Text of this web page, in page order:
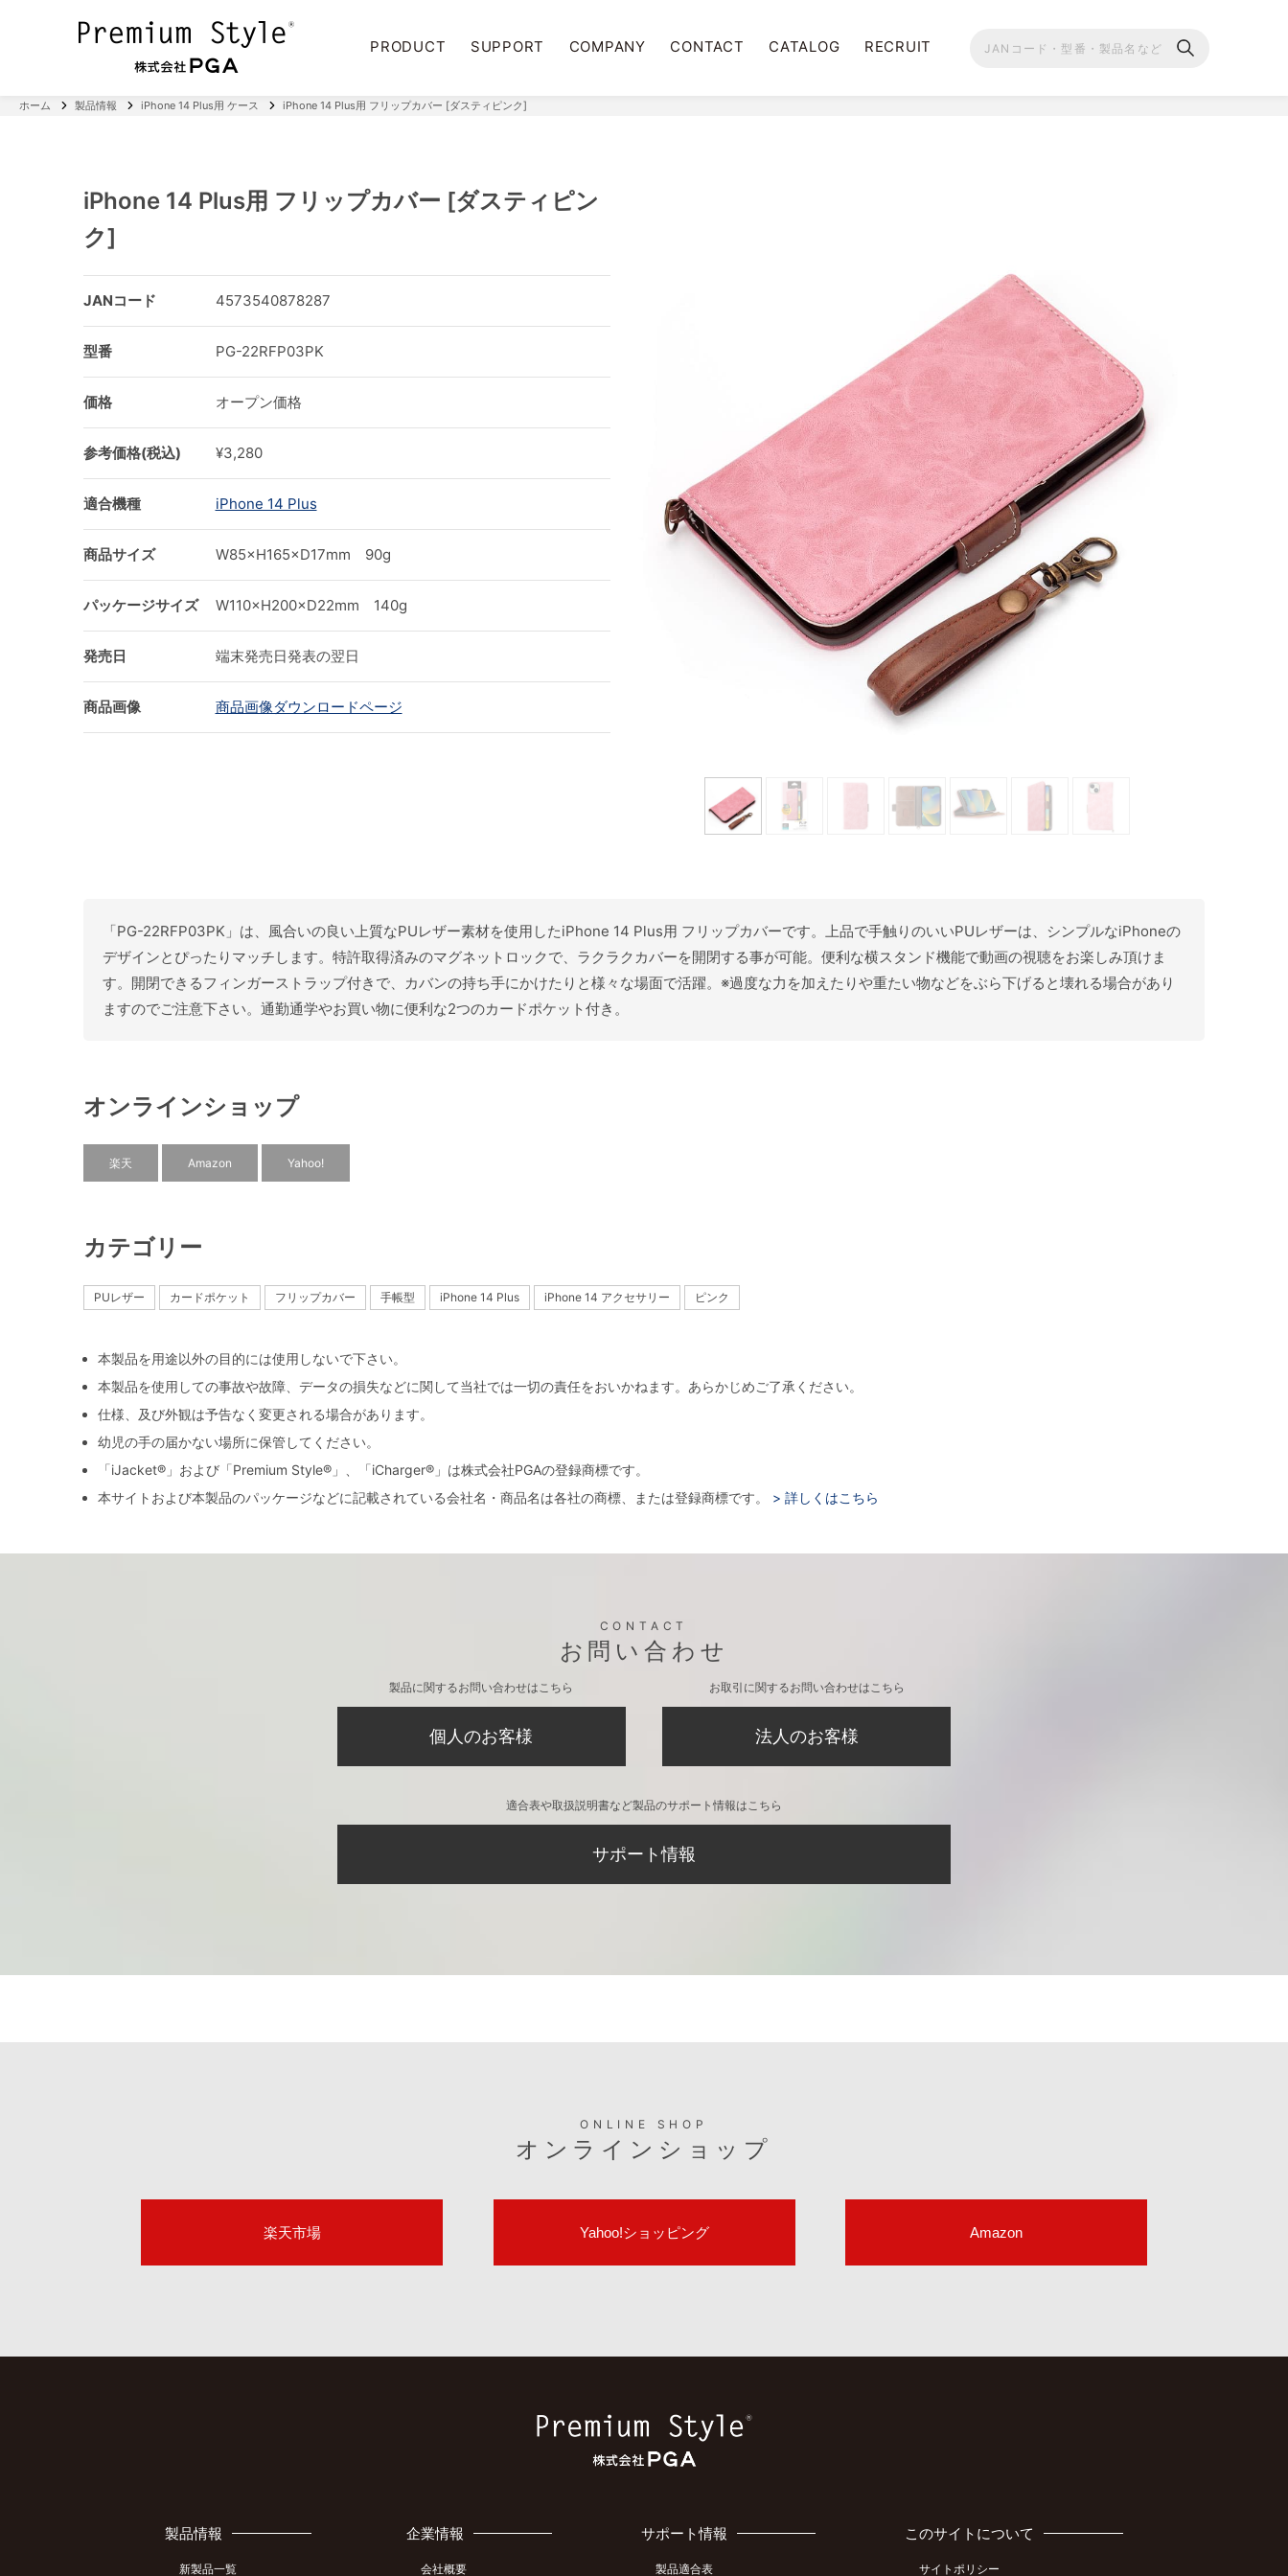
PRODUCT SUPPORT COMPANY CONTACT CATALOG RECRUIT
ホーム 製品情報 iPhone 14 Plus用 ケース iPhone 14 Plus用 フリップカバー [ダスティピンク]
iPhone 14 Plus用 フリップカバー [ダスティピン
ク]
JANコード 4573540878287
型番 PG-22RFP03PK
価格 オープン価格
参考価格(税込) ¥3,280
適合機種 iPhone 14 Plus
商品サイズ W85×H165×D17mm 90g
パッケージサイズ W110×H200×D22mm 140g
発売日 端末発売日発表の翌日
商品画像 商品画像ダウンロードページ
「PG-22RFP03PK」は、風合いの良い上質なPUレザー素材を使用したiPhone 14 Plus用 フリップカバーです。上品で手触りのいいPUレザーは、シンプルなiPhoneの
デザインとぴったりマッチします。特許取得済みのマグネットロックで、ラクラクカバーを開閉する事が可能。便利な横スタンド機能で動画の視聴をお楽しみ頂けま
す。開閉できるフィンガーストラップ付きで、カバンの持ち手にかけたりと様々な場面で活躍。※過度な力を加えたりや重たい物などをぶら下げると壊れる場合があり
ますのでご注意下さい。通勤通学やお買い物に便利な2つのカードポケット付き。
オンラインショップ
楽天 Amazon Yahoo!
カテゴリー
PUレザー カードポケット フリップカバー 手帳型 iPhone 14 Plus iPhone 14 アクセサリー ピンク
本製品を用途以外の目的には使用しないで下さい。
本製品を使用しての事故や故障、データの損失などに関して当社では一切の責任をおいかねます。あらかじめご了承ください。
仕様、及び外観は予告なく変更される場合があります。
幼児の手の届かない場所に保管してください。
「iJacket®」および「Premium Style®」、「iCharger®」は株式会社PGAの登録商標です。
本サイトおよび本製品のパッケージなどに記載されている会社名・商品名は各社の商標、または登録商標です。
> 詳しくはこちら
CONTACT
お問い合わせ
製品に関するお問い合わせはこちら
個人のお客様
お取引に関するお問い合わせはこちら
法人のお客様
適合表や取扱説明書など製品のサポート情報はこちら
サポート情報
ONLINE SHOP
オンラインショップ
楽天市場 Yahoo!ショッピング Amazon
製品情報
新製品一覧
企業情報
会社概要
サポート情報
製品適合表
このサイトについて
サイトポリシー